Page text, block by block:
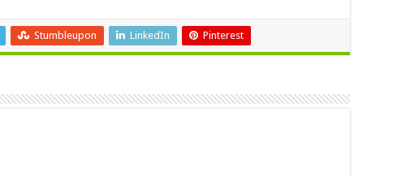
Stumbleupon LinkedIn Pinterest